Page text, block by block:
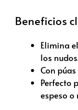
Beneficios
Elimina
los
Con
Perfecto
espeso o